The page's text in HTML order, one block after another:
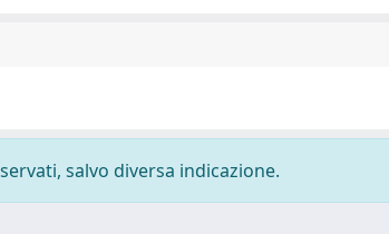
salvo diversa indicazione.